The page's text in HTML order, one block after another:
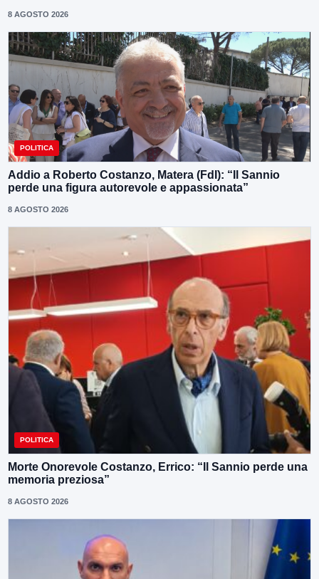
8 AGOSTO 2026
POLITICA
Addio a Roberto Costanzo, Matera (FdI): “Il Sannio
perde una figura autorevole e appassionata”
8 AGOSTO 2026
POLITICA
Morte Onorevole Costanzo, Errico: “Il Sannio perde una
memoria preziosa”
8 AGOSTO 2026